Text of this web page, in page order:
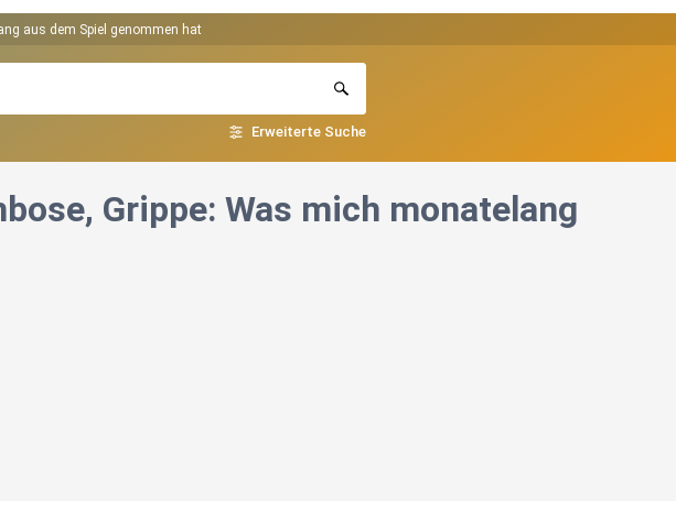
aus dem Spiel genommen hat
Erweiterte Suche
Grippe: Was mich monatelang